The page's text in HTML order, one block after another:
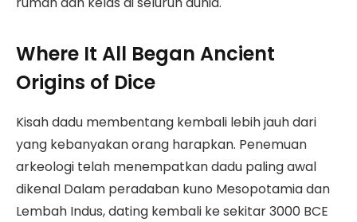
Where It All Began Ancient
Origins of Dice
Kisah dadu membentang kembali lebih jauh dari
yang kebanyakan orang harapkan. Penemuan
arkeologi telah menempatkan dadu paling awal
dikenal Dalam peradaban kuno Mesopotamia dan
Lembah Indus, dating kembali ke sekitar 3000 BCE